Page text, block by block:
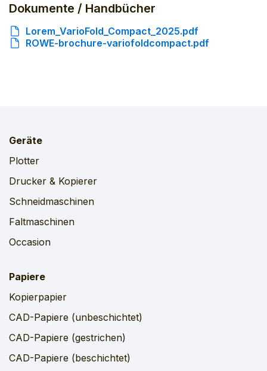
Dokumente / Handbücher
Lorem_VarioFold_Compact_2025.pdf
ROWE-brochure-variofoldcompact.pdf
Geräte
Plotter
Drucker & Kopierer
Schneidmaschinen
Faltmaschinen
Occasion
Papiere
Kopierpapier
CAD-Papiere (unbeschichtet)
CAD-Papiere (gestrichen)
CAD-Papiere (beschichtet)